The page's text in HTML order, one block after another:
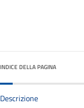
INDICE DELLA PAGINA
Descrizione